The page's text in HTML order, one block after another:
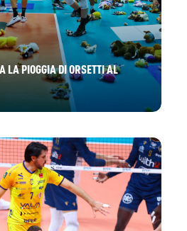
LA PIOGGIA DI ORSETTI AL